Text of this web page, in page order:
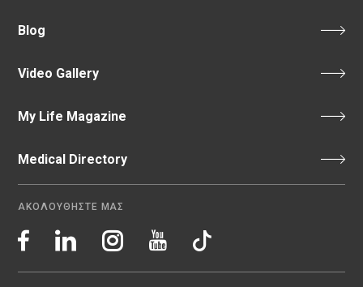
Blog
Video Gallery
My Life Magazine
Medical Directory
ΑΚΟΛΟΥΘΗΣΤΕ ΜΑΣ